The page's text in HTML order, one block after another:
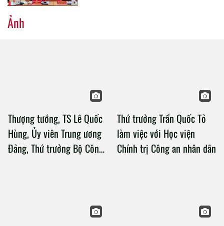
Ảnh
Thượng tướng, TS Lê Quốc
Hùng, Ủy viên Trung ương
Đảng, Thứ trưởng Bộ Công
Thứ trưởng Trần Quốc Tỏ
làm việc với Học viện
Chính trị Công an nhân dân